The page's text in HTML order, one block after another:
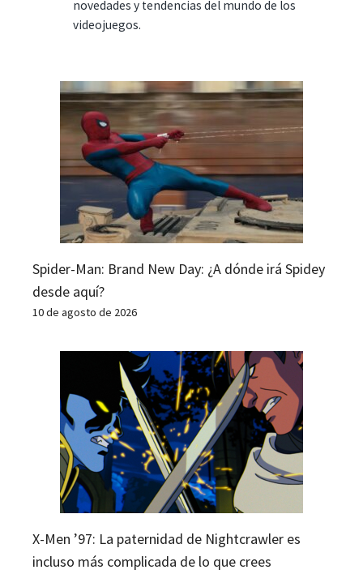
novedades y tendencias del mundo de los
videojuegos.
Spider-Man: Brand New Day: ¿A dónde irá Spidey
desde aquí?
10 de agosto de 2026
X-Men ’97: La paternidad de Nightcrawler es
incluso más complicada de lo que crees